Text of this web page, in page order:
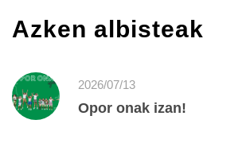
Azken albisteak
2026/07/13
Opor onak izan!